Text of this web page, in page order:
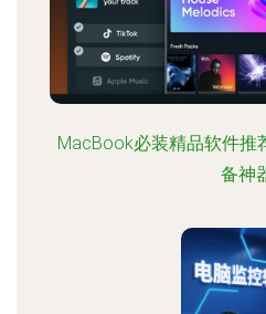
MacBook必装精品软件推
备神